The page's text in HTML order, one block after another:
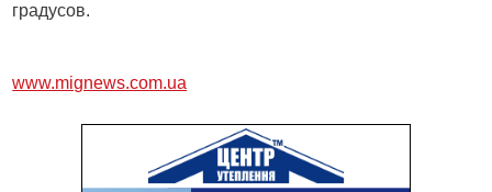
градусов.
www.mignews.com.ua